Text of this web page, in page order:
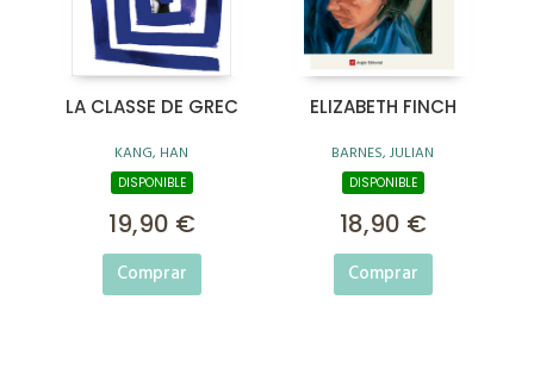
LA CLASSE DE GREC
KANG, HAN
DISPONIBLE
19,90 €
Comprar
ELIZABETH FINCH
BARNES, JULIAN
DISPONIBLE
18,90 €
Comprar